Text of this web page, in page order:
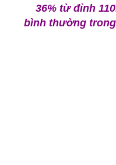
36% từ đỉnh
bình thường